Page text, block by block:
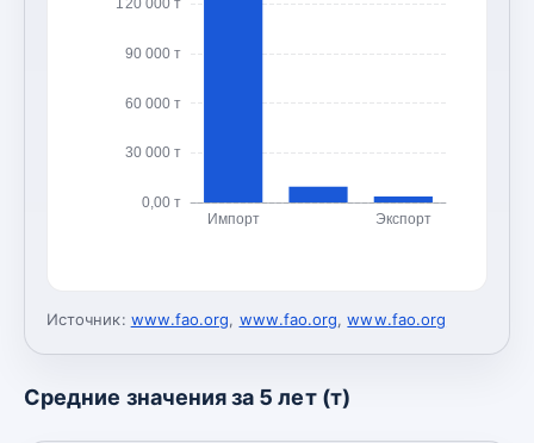
0,00 т
30 000 т
60 000 т
90 000 т
120 000 т
Импорт Экспорт
Источник: www.fao.org, www.fao.org,www.fao.org
Средние значения за 5 лет (т)